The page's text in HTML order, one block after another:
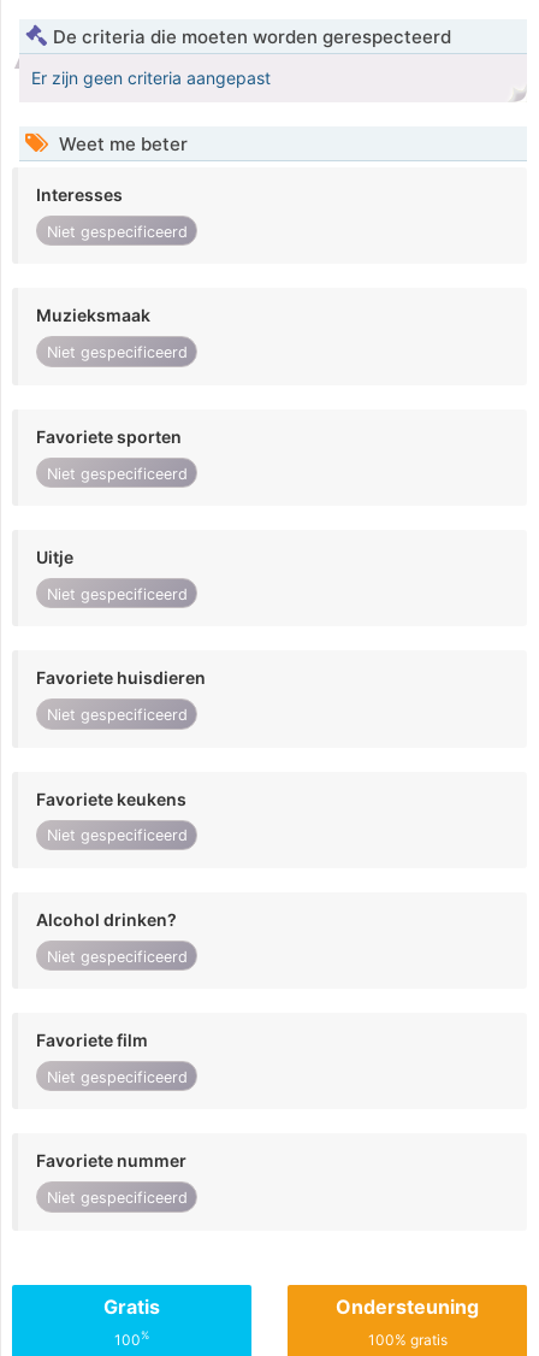
De criteria die moeten worden gerespecteerd
Er zijn geen criteria aangepast
Weet me beter
Interesses
Niet gespecificeerd
Muzieksmaak
Niet gespecificeerd
Favoriete sporten
Niet gespecificeerd
Uitje
Niet gespecificeerd
Favoriete huisdieren
Niet gespecificeerd
Favoriete keukens
Niet gespecificeerd
Alcohol drinken?
Niet gespecificeerd
Favoriete film
Niet gespecificeerd
Favoriete nummer
Niet gespecificeerd
Gratis
100%
Ondersteuning
100% gratis